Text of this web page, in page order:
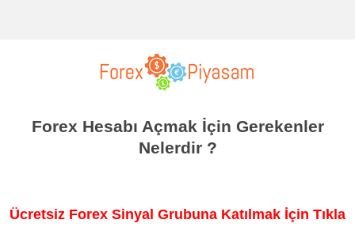
Forex Hesabı Açmak İçin Gerekenler
Nelerdir ?
Ücretsiz Forex Sinyal Grubuna Katılmak İçin Tıkla